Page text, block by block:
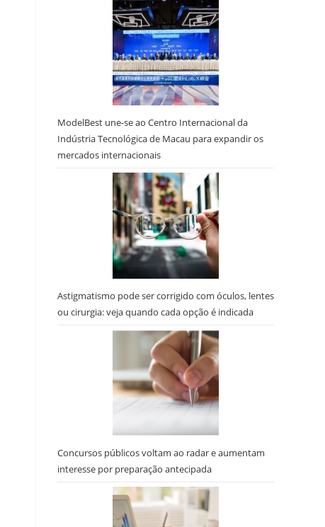
ModelBest une-se ao Centro Internacional da
Indústria Tecnológica de Macau para expandir os
mercados internacionais
Astigmatismo pode ser corrigido com óculos, lentes
ou cirurgia: veja quando cada opção é indicada
Concursos públicos voltam ao radar e aumentam
interesse por preparação antecipada